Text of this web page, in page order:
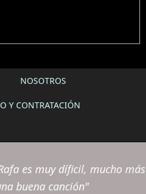
NOSOTROS
Y CONTRATACIÓN
es muy díficil, mucho más
buena canción"